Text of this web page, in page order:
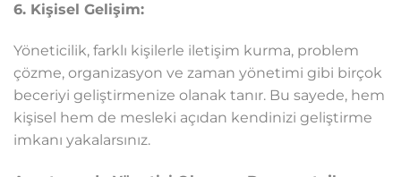
6. Kişisel Gelişim:
Yöneticilik, farklı kişilerle iletişim kurma, problem
çözme, organizasyon ve zaman yönetimi gibi birçok
beceriyi geliştirmenize olanak tanır. Bu sayede, hem
kişisel hem de mesleki açıdan kendinizi geliştirme
imkanı yakalarsınız.